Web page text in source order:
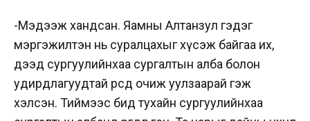
-Мэдээж хандсан. Яамны Алтанзул гэдэг
мэргэжилтэн нь суралцахыг хүсэж байгаа их,
дээд сургуулийнхаа сургалтын алба болон
удирдлагуудтай өөрсдөө очиж уулзаарай гэж
хэлсэн. Тиймээс бид тухайн сургуулийнхаа